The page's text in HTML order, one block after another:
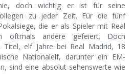
doch wichtig er ist für seine
zu jeder Zeit. Für die fünf
die er als Spieler mit Real
oftmals andere gefeiert. Doch
Titel, elf Jahre bei Real Madrid, 18
Nationalelf, darunter ein EM-
sind eine absolut sehenswerte wie